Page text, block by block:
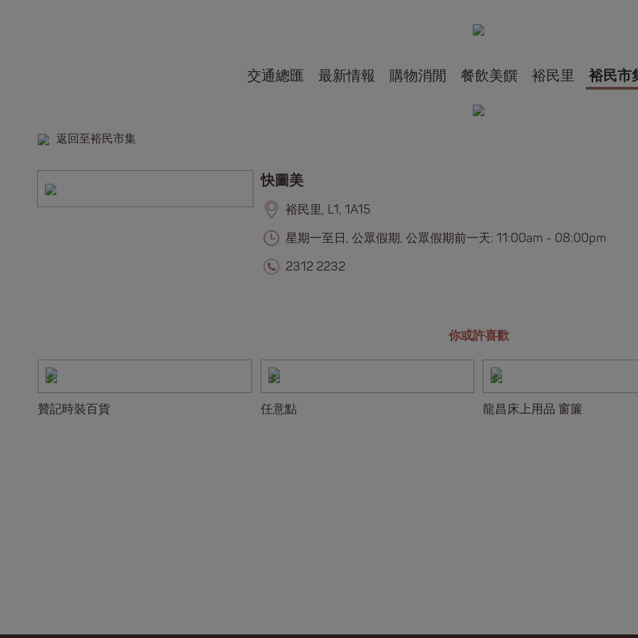
交通總匯 最新情報 購物消閒 餐飲美饌 裕民里 裕民市
返回至裕民市集
快圖美
裕民里, L1, 1A15
星期一至日, 公眾假期, 公眾假期前一天: 11:00am - 08:00pm
2312 2232
你或許喜歡
贊記時裝百貨 任意點 龍昌床上用品 窗簾